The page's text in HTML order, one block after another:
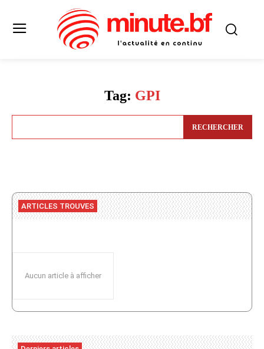
Tag: GPI
RECHERCHER
ARTICLES TROUVES
Aucun article à afficher